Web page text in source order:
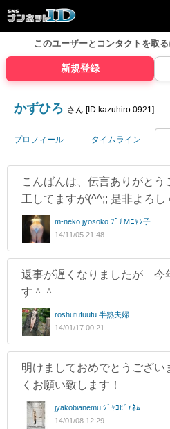
このユーザーとコンタクトを取
新規登録
かずひろ さん [ID:kazuhiro.0921]
プロフィール タイムライン
こんばんは、伝言ありがとう
工してますが(^^;; 是非よろ
m-neko.jyosoko ﾌﾟﾁＭﾆｬﾝ子
14/11/05 21:48
返事が遅くなりましたが 今
す＾＾
roshutufuufu 半熟夫婦
14/01/17 00:21
明けましておめでとうござ
くお願い致します！
jyakobianemu ｼﾞｬｺﾋﾞｱﾈﾑ
14/01/08 12:29